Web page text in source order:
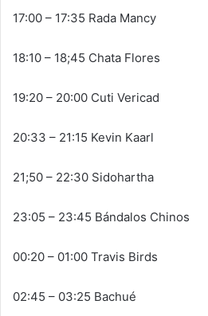
17:00 – 17:35 Rada Mancy
18:10 – 18;45 Chata Flores
19:20 – 20:00 Cuti Vericad
20:33 – 21:15 Kevin Kaarl
21;50 – 22:30 Sidohartha
23:05 – 23:45 Bándalos Chinos
00:20 – 01:00 Travis Birds
02:45 – 03:25 Bachué